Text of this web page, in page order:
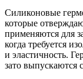
Силиконовые
которые
применяются для
когда требуется
и эластичность.
зато выпускаются